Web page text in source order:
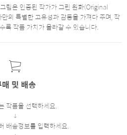
림은 인증된 작가가 그린 원화(Original
의 특별한 고유성과 감동을 가져다 주며, 작
록 작품 가치가 올라갈 수 있습니다.
및 배송
작품을 선택하세요.
배송정보를 입력하세요.